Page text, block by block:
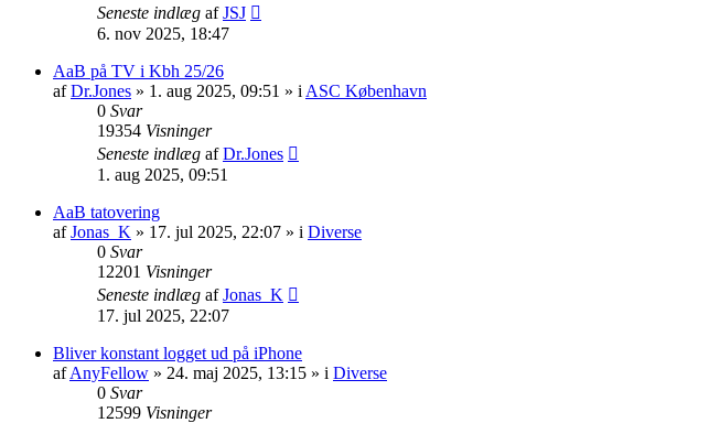
Seneste indlæg afJSJ
6. nov 2025, 18:47
AaB på TV i Kbh 25/26
afDr.Jones » 1. aug 2025, 09:51 » i ASC København
0 Svar
19354 Visninger
Seneste indlæg afDr.Jones
1. aug 2025, 09:51
AaB tatovering
afJonas_K » 17. jul 2025, 22:07 » i Diverse
0 Svar
12201 Visninger
Seneste indlæg afJonas_K
17. jul 2025, 22:07
Bliver konstant logget ud på iPhone
afAnyFellow » 24. maj 2025, 13:15 » i Diverse
0 Svar
12599 Visninger